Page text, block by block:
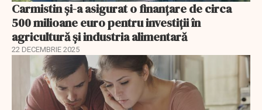
Carmistin și-a asigurat o finanțare de circa
500 milioane euro pentru investiții în
agricultură și industria alimentară
22 DECEMBRIE 2025